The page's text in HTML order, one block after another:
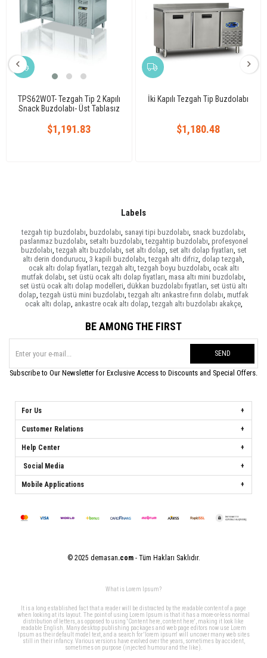
TPS62WOT- Tezgah Tip 2 Kapılı
Snack Buzdolabı- Üst Tablasız
$1,191.83
İki Kapılı Tezgah Tip Buzdolabı
$1,180.48
Labels
tezgah tip buzdolabı, buzdolabı, sanayi tipi buzdolabı, snack buzdolabı,
paslanmaz buzdolabı, setaltı buzdolabı, tezgahtip buzdolabı, profesyonel
buzdolabı, tezgah altı buzdolabı, set altı dolap, set altı dolap fiyatları, set
altı derin dondurucu, 3 kapili buzdolabı, tezgah altı difriz, dolap tezgah,
ocak altı dolap fiyatları, tezgah altı, tezgah boyu buzdolabı, ocak altı
mutfak dolabı, set üstü ocak altı dolap fiyatları, masa altı mini buzdolabı,
set üstü ocak altı dolap modelleri, dükkan buzdolabı fiyatları, set üstü altı
dolap, tezgah üstü mini buzdolabı, tezgah altı ankastre fırın dolabı, mutfak
ocak altı dolap, ankastre ocak altı dolap, tezgah altı buzdolabı akakçe,
BE AMONG THE FIRST
SEND
Subscribe to Our Newsletter for Exclusive Access to Discounts and Special Offers.
For Us
Customer Relations
Help Center
Social Media
Mobile Applications
© 2025 demasan.com- Tüm Hakları Saklıdır.
What is Lorem Ipsum?
It is a long established fact that a reader will be distracted by the readable content of a page
when looking at its layout. The point of using Lorem Ipsum is that it has a more-or-less normal
distribution of letters, as opposed to using 'Content here, content here', making it look like
readable English. Many desktop publishing packages and web page editors now use Lorem
Ipsum as their default model text, and a search for 'lorem ipsum' will uncover many web sites
still in their infancy. Various versions have evolved over the years, sometimes by accident,
sometimes on purpose (injected humour and the like).